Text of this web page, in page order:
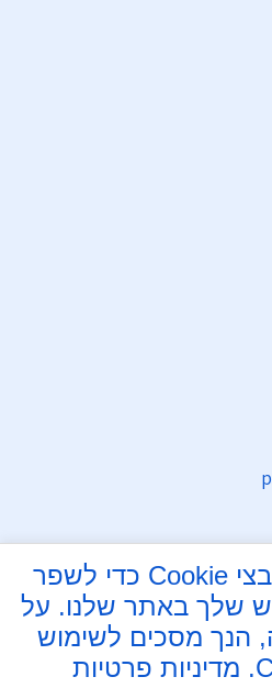
אנו משתמשים בקובצי Cookie כדי לשפר
שלך באתר שלנו. על
הנך מסכים לשימוש
מדיניות פרטיות